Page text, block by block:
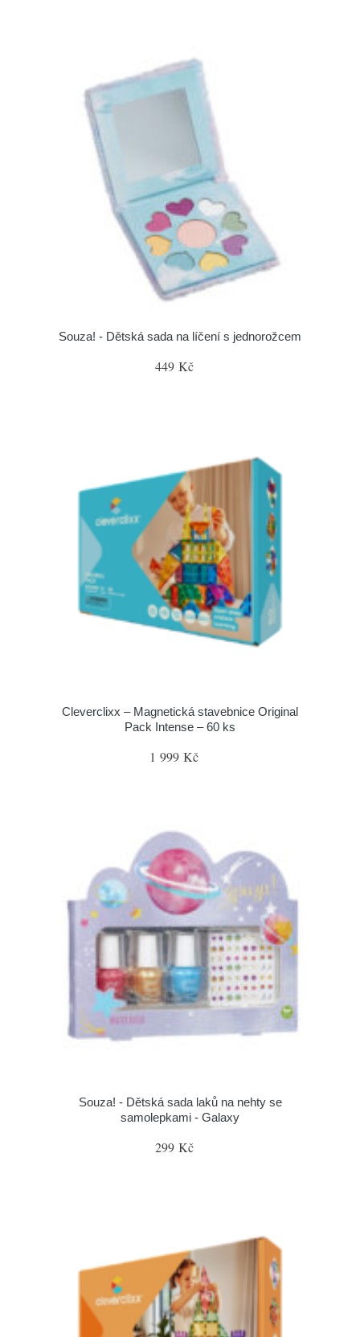
Souza! - Dětská sada na líčení s jednorožcem
449 Kč
Cleverclixx – Magnetická stavebnice Original
Pack Intense – 60 ks
1 999 Kč
Souza! - Dětská sada laků na nehty se
samolepkami - Galaxy
299 Kč